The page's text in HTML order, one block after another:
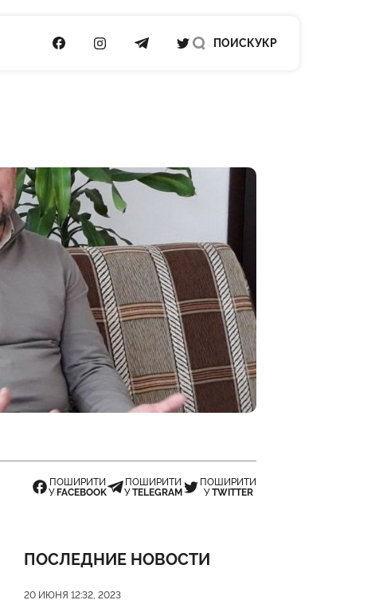
ПОСИЛАННЯ НА FACEBOOK
ПОСИЛАННЯ НА INSTAGRAM
ПОСИЛАННЯ НА TELEGRAM
ПОСИЛАННЯ НА TWITTER
ПОИСКУКР
ПОШИРИТИ
У FACEBOOK
ПОШИРИТИ
УTELEGRAM
ПОШИРИТИ
УTWITTER
ПОСЛЕДНИЕ НОВОСТИ
Дата публикации
20 ИЮНЯ 12:32, 2023